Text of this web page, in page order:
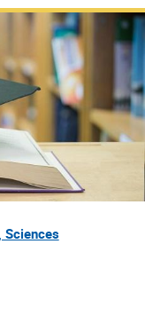
Sciences